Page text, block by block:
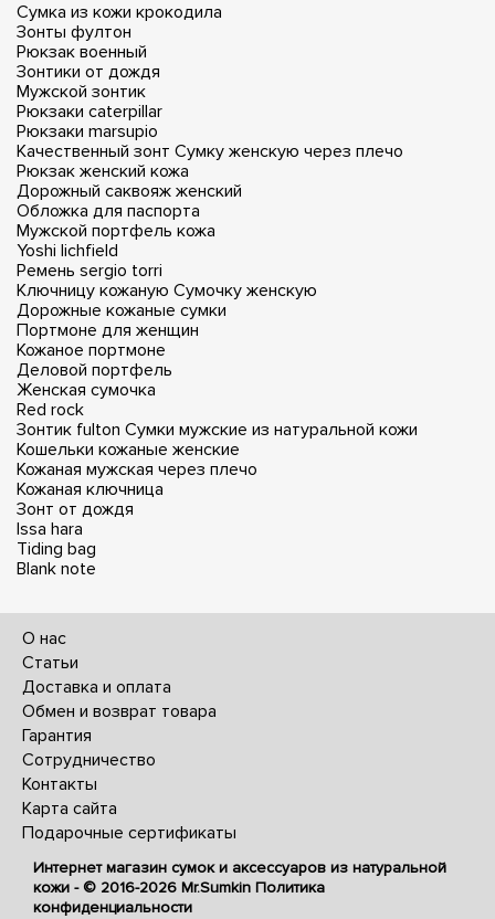
Сумка из кожи крокодила
Зонты фултон
Рюкзак военный
Зонтики от дождя
Мужской зонтик
Рюкзаки caterpillar
Рюкзаки marsupio
Качественный зонт Сумку женскую через плечо
Рюкзак женский кожа
Дорожный саквояж женский
Обложка для паспорта
Мужской портфель кожа
Yoshi lichfield
Ремень sergio torri
Ключницу кожаную Сумочку женскую
Дорожные кожаные сумки
Портмоне для женщин
Кожаное портмоне
Деловой портфель
Женская сумочка
Red rock
Зонтик fulton Сумки мужские из натуральной кожи
Кошельки кожаные женские
Кожаная мужская через плечо
Кожаная ключница
Зонт от дождя
Issa hara
Tiding bag
Blank note
О нас
Статьи
Доставка и оплата
Обмен и возврат товара
Гарантия
Сотрудничество
Контакты
Карта сайта
Подарочные сертификаты
Интернет магазин сумок и аксессуаров из натуральной
кожи - © 2016-2026 Mr.Sumkin Политика
конфиденциальности